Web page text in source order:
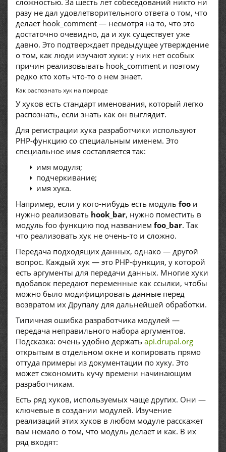
сложностью. За шесть лет собеседований никто ни
разу не дал удовлетворительного ответа о том, что
делает hook_comment — несмотря на то, что это
достаточно очевидно, да и хук существует уже
давно. Это подтверждает предыдущее утверждение
о том, как люди изучают хуки: у них нет особых
причин реализовывать hook_comment и поэтому
редко кто хоть что-то о нем знает.
Как распознать хук на природе
У хуков есть стандарт именования, который легко
распознать, если знать как он выглядит.
Для регистрации хука разработчики используют
PHP-функцию со специальным именем. Это
специальное имя составляется так:
имя модуля;
подчеркивание;
имя хука.
Например, если у кого-нибудь есть модуль foo и
нужно реализовать hook_bar, нужно поместить в
модуль foo функцию под названием foo_bar. Так
что реализовать хук не очень-то и сложно.
Передача подходящих данных, однако — другой
вопрос. Каждый хук — это PHP-функция, у которой
есть аргументы для передачи данных. Многие хуки
вдобавок передают переменные как ссылки, чтобы
можно было модифицировать данные перед
возвратом их Друпалу для дальнейшей обработки.
Типичная ошибка разработчика модулей —
передача неправильного набора аргументов.
Подсказка: очень удобно держать api.drupal.org
открытым в отдельном окне и копировать прямо
оттуда примеры из документации по хуку. Это
может сэкономить кучу времени начинающим
разработчикам.
Есть ряд хуков, используемых чаще других. Они —
ключевые в создании модулей. Изучение
реализаций этих хуков в любом модуле расскажет
вам немало о том, что модуль делает и как. В их
ряд входят: